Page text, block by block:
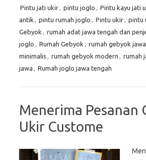
Pintu jati ukir, pintu joglo , Pintu kayu jati
antik , pintu rumah joglo , Pintu ukir, pintu
Gebyok , rumah adat jawa tengah dan
joglo , Rumah Gebyok , rumah gebyok jawa
minimalis , rumah gebyok modern , rumah
jawa , Rumah joglo jawa tengah
Menerima Pesanan
Ukir Custome